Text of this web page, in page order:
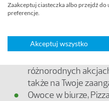
Atrakcyjna
psychologów,
pedagogów itp.;
różnorodnych
także na Twoje
Owoce w biurze,
Zaakceptuj ciasteczka albo przejdź do
preferencje.
Akceptuj wszystko